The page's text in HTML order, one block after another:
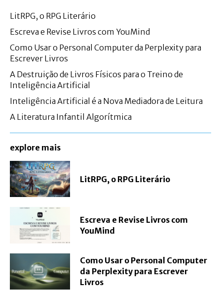
LitRPG, o RPG Literário
Escreva e Revise Livros com YouMind
Como Usar o Personal Computer da Perplexity para
Escrever Livros
A Destruição de Livros Físicos para o Treino de
Inteligência Artificial
Inteligência Artificial é a Nova Mediadora de Leitura
A Literatura Infantil Algorítmica
explore mais
LitRPG, o RPG Literário
Escreva e Revise Livros com
YouMind
Como Usar o Personal Computer
da Perplexity para Escrever
Livros